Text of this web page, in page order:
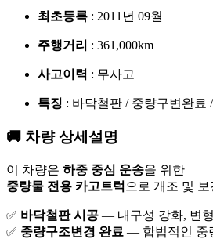
최초등록 : 2011년 09월
주행거리 : 361,000km
사고이력 : 무사고
특징 : 바닥철판 / 중량구변완료
🚚 차량 상세설명
이 차량은 하중 중심 운송을 위한
중량물 전용 카고트럭 으로 개조 및
✅ 바닥철판 시공 — 내구성 강화, 변
✅ 중량구조변경 완료 — 합법적인 중